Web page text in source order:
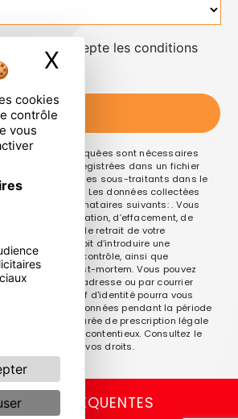
cookies
contrôle
vous
X Masquer le
case, j'accepte les conditions
dessous **
ENVOYER
communiquées sont nécessaires
et sont enregistrées dans un fichier
destinées à et ses sous-traitants dans le
à votre message. Les données collectées
aux seuls destinataires suivants: . Vous
de rectification, d’effacement, de
d’opposition, de retrait de votre
moment et du droit d’introduire une
autorité de contrôle, ainsi que
vos données post-mortem. Vous pouvez
voie postale à l'adresse ou par courrier
. Un justificatif d'identité pourra vous
conservons vos données pendant la période
pendant la durée de prescription légale
de gestion des contentieux. Consultez le
sur vos droits.
FRÉQUENTES